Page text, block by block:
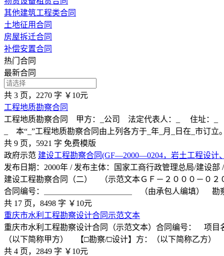
其他建筑工程类合同
土地征用合同
房屋拆迁合同
补偿安置合同
热门合同
最新合同
共 3 页，2270 字 ￥10元
工程地质勘察合同
工程地质勘察合同 甲方：_公司 法定代表人：_ 住址
_ 本“_”工程地质勘察合同由上列各方于_年_月_日在_市订
共 9 页，5921 字 免费模版
政府示范 建设工程勘察合同(GF—2000—0204，岩土工程设计
发布日期：2000年 / 发布主体：国家工商行政管理总局/建设
建设工程勘察合同（二） （示范文本ＧＦ－２０００－０
合同编号：＿＿＿＿＿＿＿＿＿＿＿ （由承包人编填） 勘
共 17 页，8498 字 ￥10元
重庆市水利工程勘察设计合同示范文本
重庆市水利工程勘察设计合同（示范文本）合同编号：
（以下简称甲方） 【□勘察/□设计】方：（以下简称乙方）
共 4 页，2849 字 ￥10元